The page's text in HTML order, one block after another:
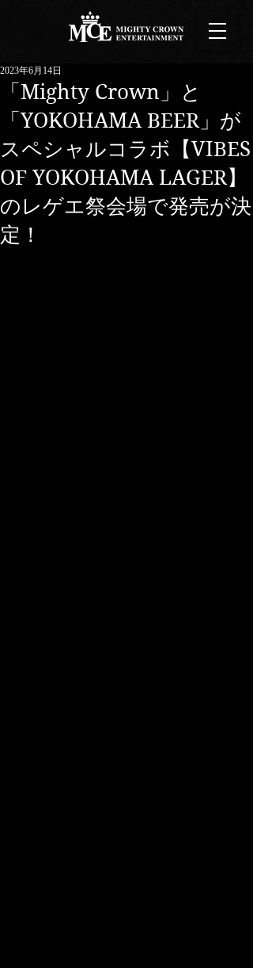
「Mighty Crown」と
「YOKOHAMA BEER」が
スペシャルコラボ 【VIBES
OF YOKOHAMA LAGER】
のレゲエ祭会場で発売が決
定！
2023年6月14日